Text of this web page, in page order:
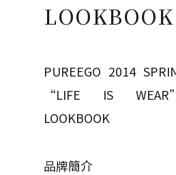
LOOKBOOK
PUREEGO 2014
“LIFE IS
LOOKBOOK
品牌簡介